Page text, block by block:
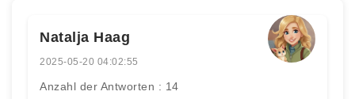
Natalja Haag
2025-05-20 04:02:55
Anzahl der Antworten : 14